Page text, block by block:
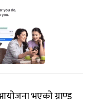
भएको ग्राण्ड